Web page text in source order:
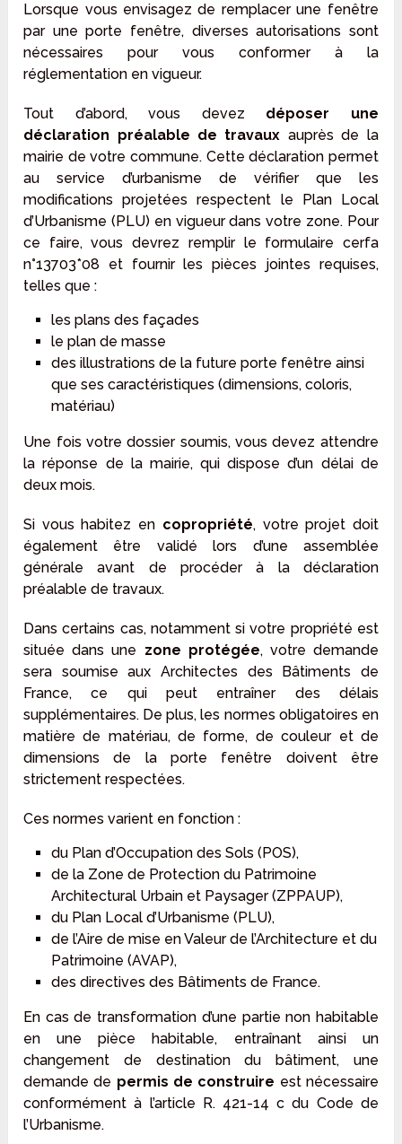
Lorsque vous envisagez de remplacer une fenêtre
par une porte fenêtre, diverses autorisations sont
nécessaires pour vous conformer à la
réglementation en vigueur.
Tout d’abord, vous devez déposer une
déclaration préalable de travaux auprès de la
mairie de votre commune. Cette déclaration permet
au service d’urbanisme de vérifier que les
modifications projetées respectent le Plan Local
d’Urbanisme (PLU) en vigueur dans votre zone. Pour
ce faire, vous devrez remplir le formulaire cerfa
n°13703*08 et fournir les pièces jointes requises,
telles que :
les plans des façades
le plan de masse
des illustrations de la future porte fenêtre ainsi
que ses caractéristiques (dimensions, coloris,
matériau)
Une fois votre dossier soumis, vous devez attendre
la réponse de la mairie, qui dispose d’un délai de
deux mois.
Si vous habitez en copropriété, votre projet doit
également être validé lors d’une assemblée
générale avant de procéder à la déclaration
préalable de travaux.
Dans certains cas, notamment si votre propriété est
située dans une zone protégée, votre demande
sera soumise aux Architectes des Bâtiments de
France, ce qui peut entraîner des délais
supplémentaires. De plus, les normes obligatoires en
matière de matériau, de forme, de couleur et de
dimensions de la porte fenêtre doivent être
strictement respectées.
Ces normes varient en fonction :
du Plan d’Occupation des Sols (POS),
de la Zone de Protection du Patrimoine
Architectural Urbain et Paysager (ZPPAUP),
du Plan Local d’Urbanisme (PLU),
de l’Aire de mise en Valeur de l’Architecture et du
Patrimoine (AVAP),
des directives des Bâtiments de France.
En cas de transformation d’une partie non habitable
en une pièce habitable, entraînant ainsi un
changement de destination du bâtiment, une
demande de permis de construire est nécessaire
conformément à l’article R. 421-14 c du Code de
l’Urbanisme.